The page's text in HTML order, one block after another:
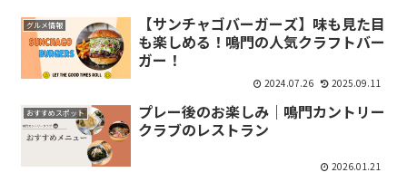
グルメ情報
【サンチャゴバーガーズ】味も見た目
も楽しめる！鳴門の人気クラフトバー
ガー！
2024.07.26 2025.09.11
おすすめスポット
プレー後のお楽しみ｜鳴門カントリー
クラブのレストラン
2026.01.21